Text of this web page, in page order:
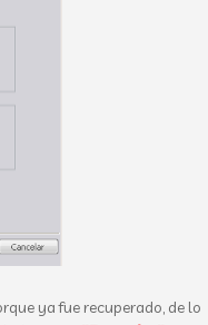
ya fue recuperado, de lo